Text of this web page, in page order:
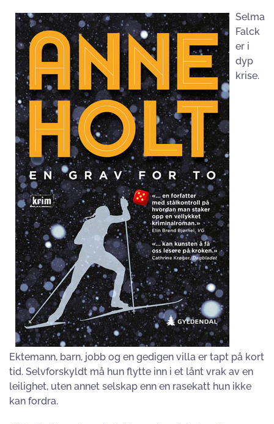
Selma
Falck
er i
dyp
krise.
Ektemann, barn, jobb og en gedigen villa er tapt på kort
tid. Selvforskyldt må hun flytte inn i et lånt vrak av en
leilighet, uten annet selskap enn en rasekatt hun ikke
kan fordra.